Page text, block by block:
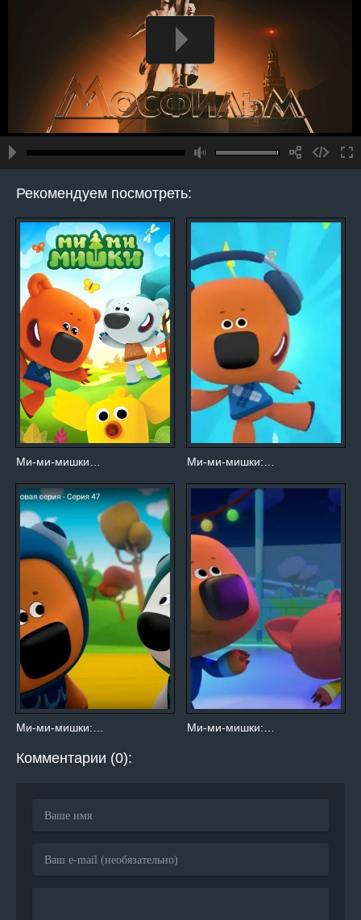
Рекомендуем посмотреть:
Ми-ми-мишки… Ми-ми-мишки:…
Ми-ми-мишки:… Ми-ми-мишки:…
Комментарии (0):